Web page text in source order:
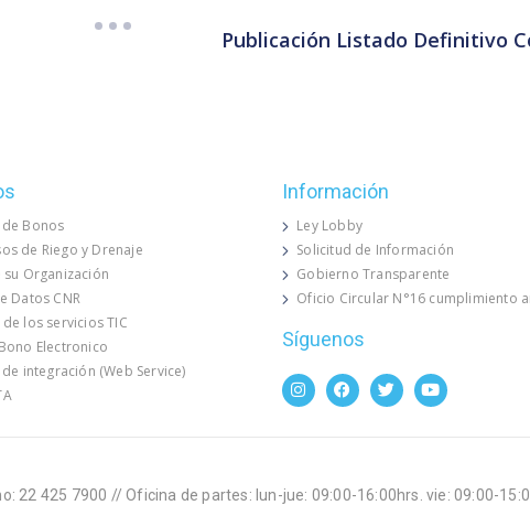
Publicación Listado Definitivo
Bonos
de Riego y Drenaje
su Organización
Datos CNR
de los servicios TIC
Electronico
integración (Web Service)
Información
Ley Lobby
Solicitud de Información
Gobierno Transparente
Oficio Circular N°16 cumplimiento
Síguenos
22 425 7900 // Oficina de partes: lun-jue: 09:00-16:00hrs. vie: 09:00-